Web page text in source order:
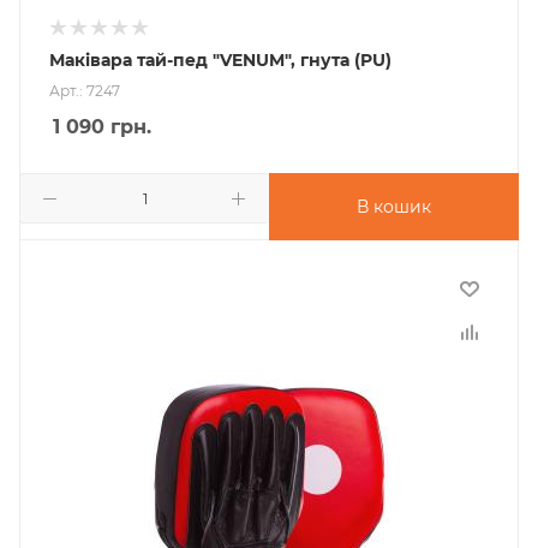
Маківара тай-пед "VENUM", гнута (PU)
Арт.: 7247
1 090 грн.
В кошик